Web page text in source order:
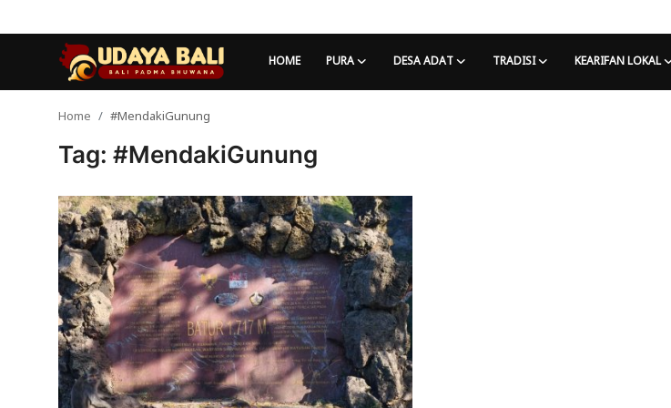
HOME PURA DESA ADAT TRADISI KEARIFAN LOKAL
Desa Adat
Tradisi
Kearifan lokal
Alam Bali
Home #MendakiGunung
Tag: #MendakiGunung